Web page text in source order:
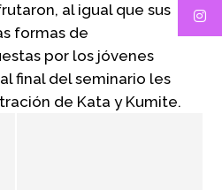
al igual que sus
formas de
por los jóvenes
final del seminario les
de Kata y Kumite.